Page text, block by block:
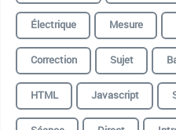
Électrique
Mesure
Correction
Sujet
HTML
Javascript